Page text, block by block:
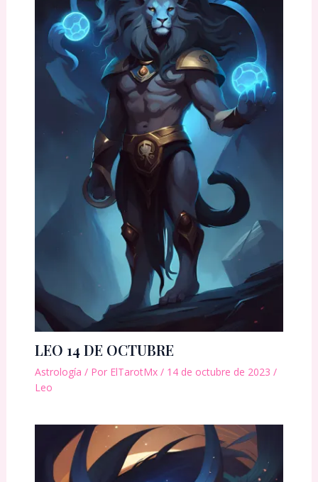
LEO 14 DE OCTUBRE
Astrología / Por ElTarotMx / 14 de octubre de 2023 /
Leo